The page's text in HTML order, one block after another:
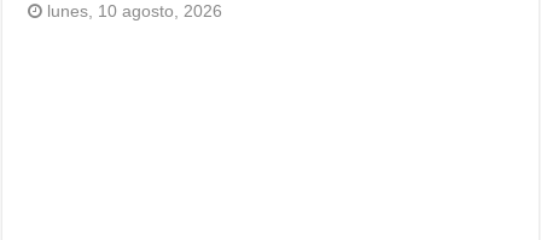
lunes, 10 agosto, 2026